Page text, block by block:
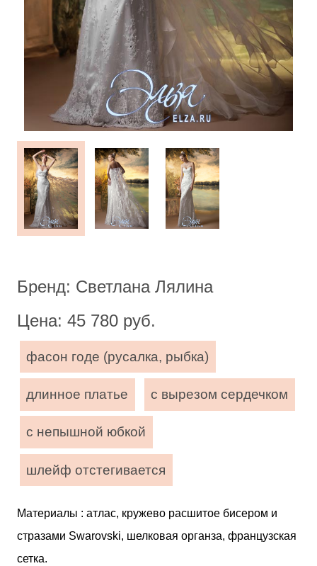
Бренд: Светлана Лялина
Цена: 45 780 руб.
фасон годе (русалка, рыбка)
длинное платье с вырезом сердечком
с непышной юбкой
шлейф отстегивается
Материалы : атлас, кружево расшитое бисером и
стразами Swarovski, шелковая органза, французская
сетка.